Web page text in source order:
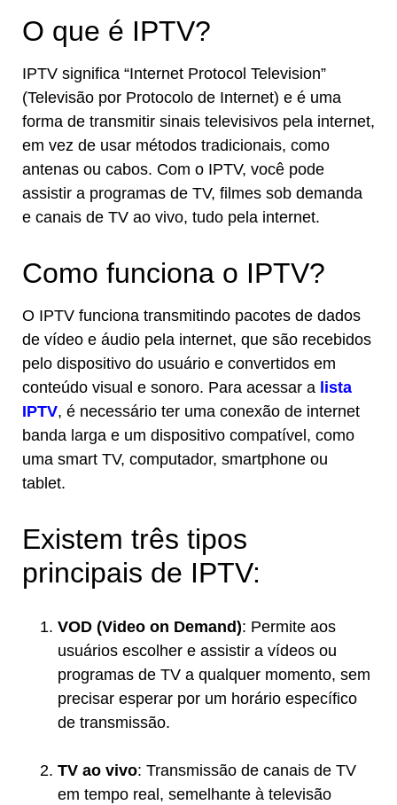
O que é IPTV?
IPTV significa “Internet Protocol Television”
(Televisão por Protocolo de Internet) e é uma
forma de transmitir sinais televisivos pela internet,
em vez de usar métodos tradicionais, como
antenas ou cabos. Com o IPTV, você pode
assistir a programas de TV, filmes sob demanda
e canais de TV ao vivo, tudo pela internet.
Como funciona o IPTV?
O IPTV funciona transmitindo pacotes de dados
de vídeo e áudio pela internet, que são recebidos
pelo dispositivo do usuário e convertidos em
conteúdo visual e sonoro. Para acessar a lista
IPTV, é necessário ter uma conexão de internet
banda larga e um dispositivo compatível, como
uma smart TV, computador, smartphone ou
tablet.
Existem três tipos
principais de IPTV:
VOD (Video on Demand): Permite aos
usuários escolher e assistir a vídeos ou
programas de TV a qualquer momento, sem
precisar esperar por um horário específico
de transmissão.
TV ao vivo: Transmissão de canais de TV
em tempo real, semelhante à televisão